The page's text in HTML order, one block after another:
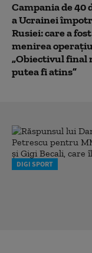
Campania de 40
a Ucrainei
Rusiei: care a fost
menirea
„Obiectivul final
putea fi atins”
DIGI SPORT